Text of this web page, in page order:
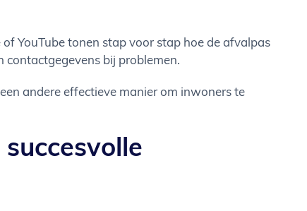
YouTube tonen stap voor stap hoe de afvalpas
contactgegevens bij problemen.
andere effectieve manier om inwoners te